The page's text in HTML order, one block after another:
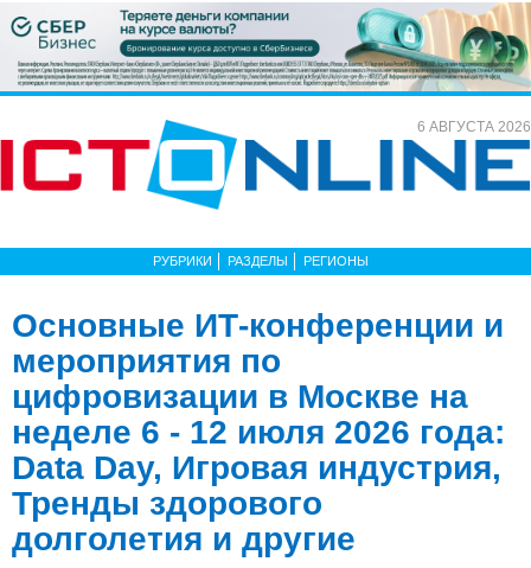
6 АВГУСТА 2026
РУБРИКИ РАЗДЕЛЫ РЕГИОНЫ
Основные ИТ-конференции и
мероприятия по
цифровизации в Москве на
неделе 6 - 12 июля 2026 года:
Data Day, Игровая индустрия,
Тренды здорового
долголетия и другие